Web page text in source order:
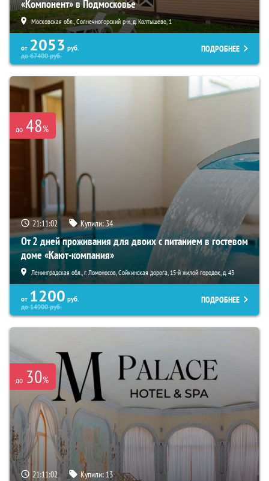
«Компонент» в Подмосковье
Московская обл., Солнечногорский р-н, д. Колтышево, 1
от 2053 руб.
до67400руб.
ПОДРОБНЕЕ
до 48%
21:11:01 Купили:34
От 2 дней проживания для двоих с питанием в гостевом
доме «Кают-компания»
Ленинградская обл., г. Ломоносов, Сойкинская дорога, 15-й жилой городок, д. 43
от 1200 руб.
до14900руб.
ПОДРОБНЕЕ
до 30%
21:11:01 Купили:13